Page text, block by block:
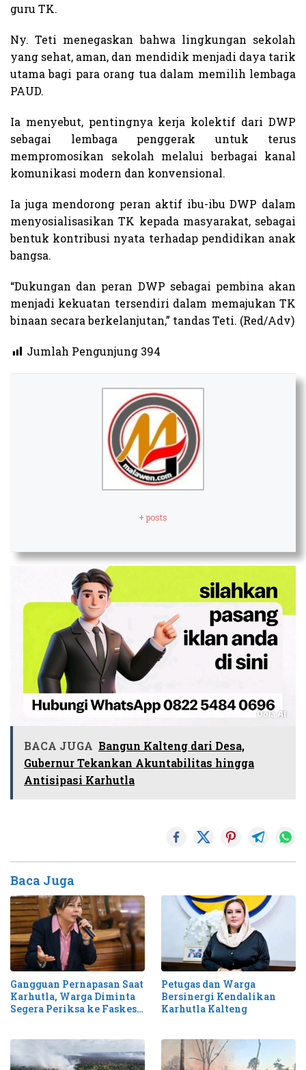
guru TK.
Ny. Teti menegaskan bahwa lingkungan sekolah
yang sehat, aman, dan mendidik menjadi daya tarik
utama bagi para orang tua dalam memilih lembaga
PAUD.
Ia menyebut, pentingnya kerja kolektif dari DWP
sebagai lembaga penggerak untuk terus
mempromosikan sekolah melalui berbagai kanal
komunikasi modern dan konvensional.
Ia juga mendorong peran aktif ibu-ibu DWP dalam
menyosialisasikan TK kepada masyarakat, sebagai
bentuk kontribusi nyata terhadap pendidikan anak
bangsa.
“Dukungan dan peran DWP sebagai pembina akan
menjadi kekuatan tersendiri dalam memajukan TK
binaan secara berkelanjutan,” tandas Teti. (Red/Adv)
Jumlah Pengunjung 394
+ posts
BACA JUGA Bangun Kalteng dari Desa,
Gubernur Tekankan Akuntabilitas hingga
Antisipasi Karhutla
Baca Juga
Gangguan Pernapasan Saat
Karhutla, Warga Diminta
Segera Periksa ke Faskes
Petugas dan Warga
Bersinergi Kendalikan
Karhutla Kalteng